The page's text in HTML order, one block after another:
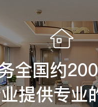
全国约
提供专业